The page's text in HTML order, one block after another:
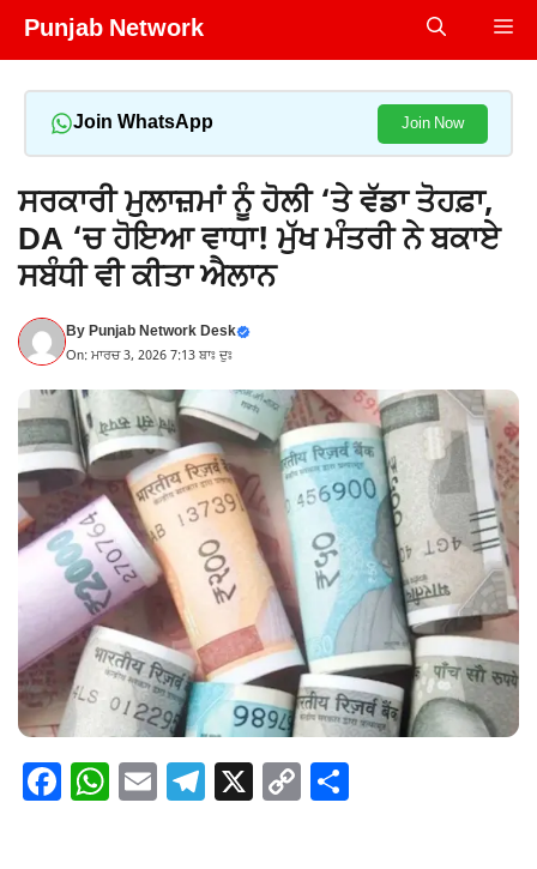
Skip
Punjab Network
Join WhatsApp Join Now
ਸਰਕਾਰੀ ਮੁਲਾਜ਼ਮਾਂ ਨੂੰ ਹੋਲੀ ‘ਤੇ ਵੱਡਾ ਤੋਹਫ਼ਾ,
DA ‘ਚ ਹੋਇਆ ਵਾਧਾ! ਮੁੱਖ ਮੰਤਰੀ ਨੇ ਬਕਾਏ
ਸਬੰਧੀ ਵੀ ਕੀਤਾ ਐਲਾਨ
ByPunjab Network Desk
On: ਮਾਰਚ 3, 2026 7:13 ਬਾਃ ਦੁਃ
F W E T X C